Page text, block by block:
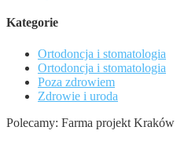
Kategorie
Ortodoncja i stomatologia
Ortodoncja i stomatologia
Poza zdrowiem
Zdrowie i uroda
Polecamy: Farma projekt Kraków